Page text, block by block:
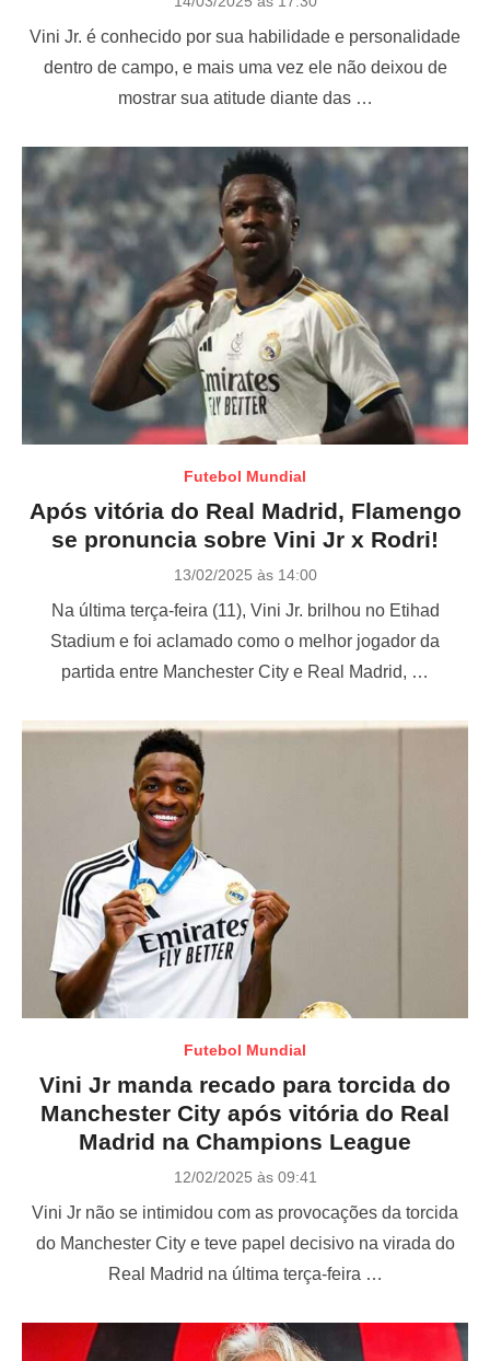
s
e
d
Vini Jr. é conhecido por sua habilidade e personalidade
dentro de campo, e mais uma vez ele não deixou de
mostrar sua atitude diante das …
Futebol Mundial
Após vitória do Real Madrid, Flamengo
se pronuncia sobre Vini Jr x Rodri!
P
s
t
e
d
13/02/2025 às 14:00
Na última terça-feira (11), Vini Jr. brilhou no Etihad
Stadium e foi aclamado como o melhor jogador da
partida entre Manchester City e Real Madrid, …
Futebol Mundial
Vini Jr manda recado para torcida do
Manchester City após vitória do Real
Madrid na Champions League
P
s
t
e
d
12/02/2025 às 09:41
Vini Jr não se intimidou com as provocações da torcida
do Manchester City e teve papel decisivo na virada do
Real Madrid na última terça-feira …